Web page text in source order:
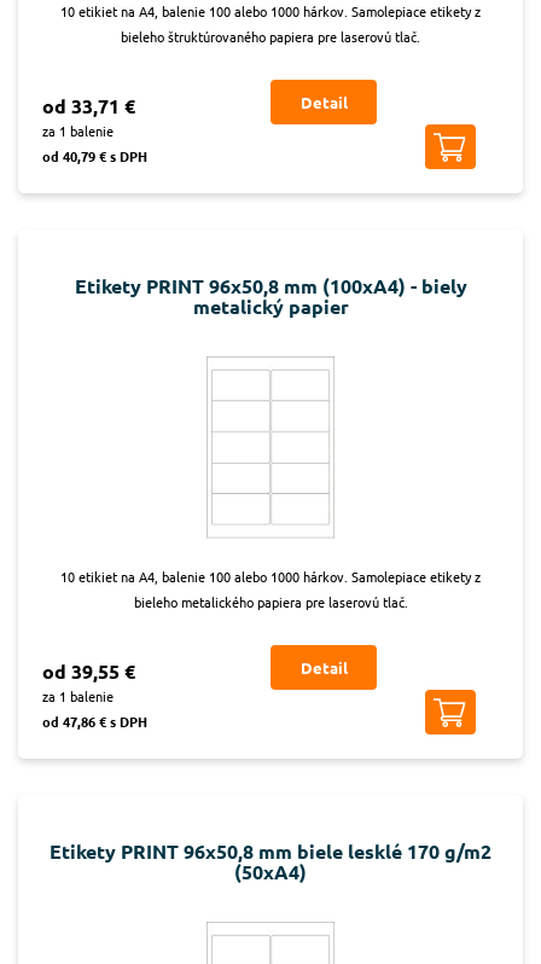
10 etikiet na A4, balenie 100 alebo 1000 hárkov. Samolepiace etikety z
bieleho štruktúrovaného papiera pre laserovú tlač.
od 33,71 €
za 1 balenie
od 40,79 € s DPH
Detail
Etikety PRINT 96x50,8 mm (100xA4) - biely
metalický papier
10 etikiet na A4, balenie 100 alebo 1000 hárkov. Samolepiace etikety z
bieleho metalického papiera pre laserovú tlač.
od 39,55 €
za 1 balenie
od 47,86 € s DPH
Detail
Etikety PRINT 96x50,8 mm biele lesklé 170 g/m2
(50xA4)